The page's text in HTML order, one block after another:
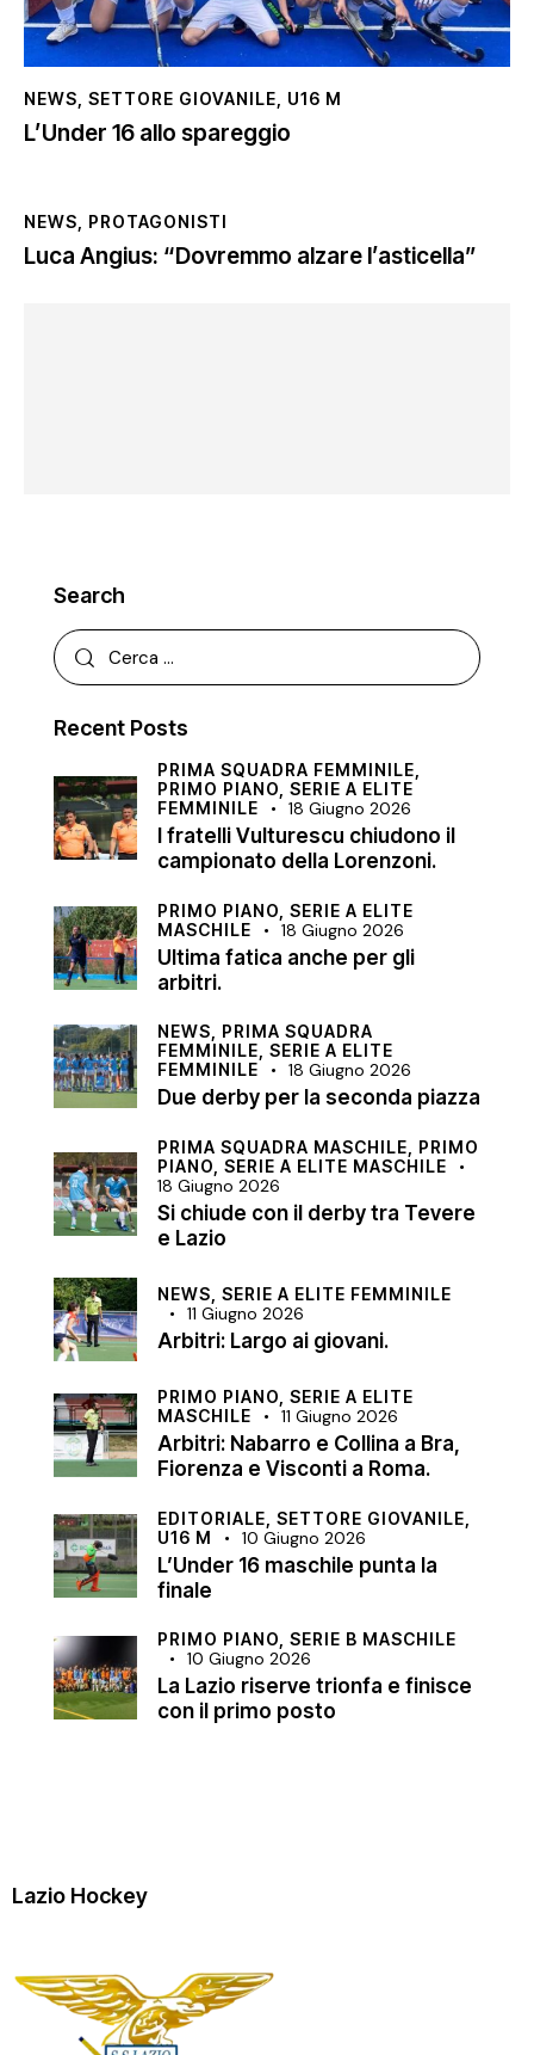
NEWS SETTORE GIOVANILE U16 M
L’Under 16 allo spareggio
NEWS PROTAGONISTI
Luca Angius: “Dovremmo alzare l’asticella”
Search
Recent Posts
PRIMA SQUADRA FEMMINILE,
PRIMO PIANO, SERIE A ELITE
FEMMINILE
18 Giugno 2026
I fratelli Vulturescu chiudono il
campionato della Lorenzoni.
PRIMO PIANO, SERIE A ELITE
MASCHILE
18 Giugno 2026
Ultima fatica anche per gli
arbitri.
NEWS, PRIMA SQUADRA
FEMMINILE, SERIE A ELITE
FEMMINILE
18 Giugno 2026
Due derby per la seconda piazza
PRIMA SQUADRA MASCHILE, PRIMO
PIANO, SERIE A ELITE MASCHILE
18 Giugno 2026
Si chiude con il derby tra Tevere
e Lazio
NEWS, SERIE A ELITE FEMMINILE
11 Giugno 2026
Arbitri: Largo ai giovani.
PRIMO PIANO, SERIE A ELITE
MASCHILE
11 Giugno 2026
Arbitri: Nabarro e Collina a Bra,
Fiorenza e Visconti a Roma.
EDITORIALE, SETTORE GIOVANILE,
U16 M
10 Giugno 2026
L’Under 16 maschile punta la
finale
PRIMO PIANO, SERIE B MASCHILE
10 Giugno 2026
La Lazio riserve trionfa e finisce
con il primo posto
Lazio Hockey